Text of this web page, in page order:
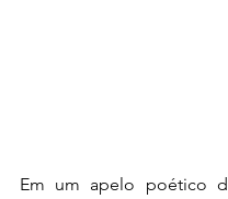
Em um apelo poético